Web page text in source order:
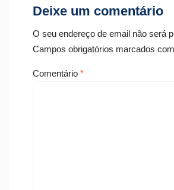
Deixe um comentário
O seu endereço de email não será
Campos obrigatórios marcados com
Comentário *